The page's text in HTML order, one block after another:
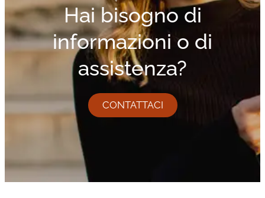
Hai bisogno di
informazioni o di
assistenza?
CONTATTACI